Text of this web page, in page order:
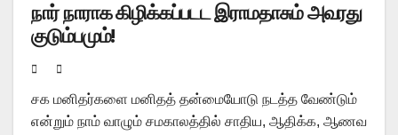
நார் நாராக கிழிக்கப்படட இராமதாசும் அவரது
குடும்பமும்!
சக மனிதர்களை மனிதத் தன்மையோடு நடத்த வேண்டும்
என்றும் நாம் வாழும் சமகாலத்தில் சாதிய, ஆதிக்க, ஆணவ